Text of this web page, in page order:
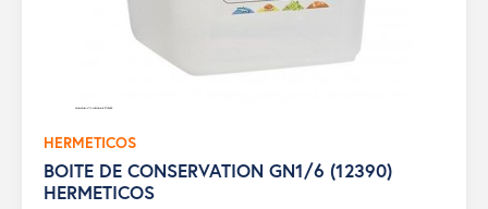
HERMETICOS
BOITE DE CONSERVATION GN1/6 (12390)
HERMETICOS